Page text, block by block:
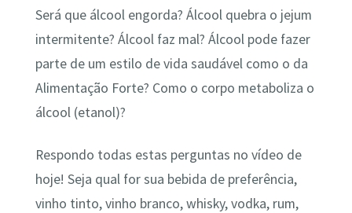
Será que álcool engorda? Álcool quebra o jejum
intermitente? Álcool faz mal? Álcool pode fazer
parte de um estilo de vida saudável como o da
Alimentação Forte? Como o corpo metaboliza o
álcool (etanol)?
Respondo todas estas perguntas no vídeo de
hoje! Seja qual for sua bebida de preferência,
vinho tinto, vinho branco, whisky, vodka, rum,